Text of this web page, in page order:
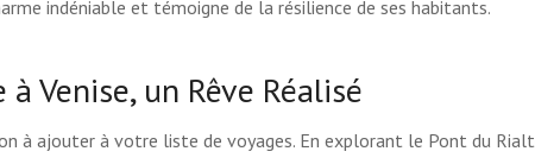
indéniable et témoigne de la résilience de ses habitants.
Venise, un Rêve Réalisé
à ajouter à votre liste de voyages. En explorant le Pont du